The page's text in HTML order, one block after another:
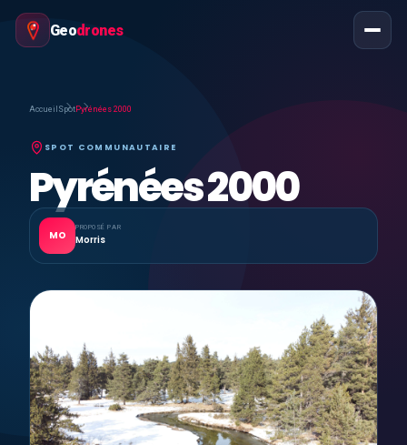
Geodrones
Accueil SpotPyrénées 2000
SPOT COMMUNAUTAIRE
Pyrénées 2000
MO
PROPOSÉ PAR
Morris